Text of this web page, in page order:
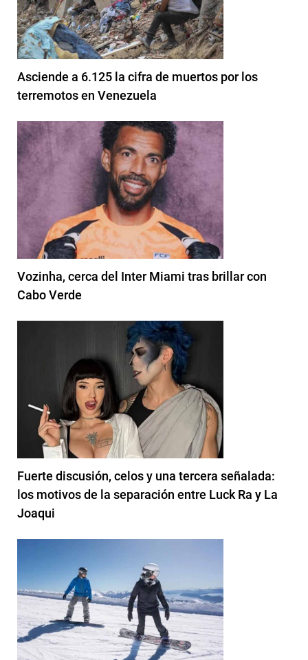
Asciende a 6.125 la cifra de muertos por los
terremotos en Venezuela
Vozinha, cerca del Inter Miami tras brillar con
Cabo Verde
Fuerte discusión, celos y una tercera señalada:
los motivos de la separación entre Luck Ra y La
Joaqui